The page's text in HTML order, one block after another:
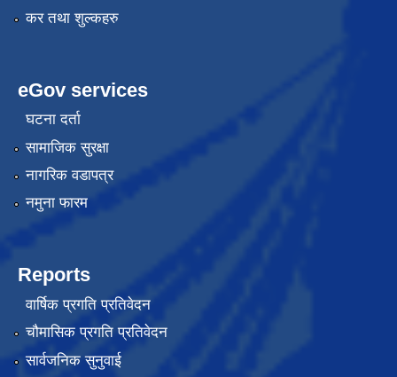
कर तथा शुल्कहरु
eGov services
घटना दर्ता
सामाजिक सुरक्षा
नागरिक वडापत्र
नमुना फारम
Reports
वार्षिक प्रगति प्रतिवेदन
चौमासिक प्रगति प्रतिवेदन
सार्वजनिक सुनुवाई